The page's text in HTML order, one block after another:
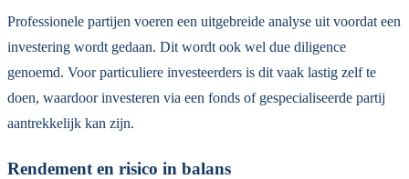
Professionele partijen voeren een uitgebreide analyse uit voordat een
investering wordt gedaan. Dit wordt ook wel due diligence
genoemd. Voor particuliere investeerders is dit vaak lastig zelf te
doen, waardoor investeren via een fonds of gespecialiseerde partij
aantrekkelijk kan zijn.
Rendement en risico in balans